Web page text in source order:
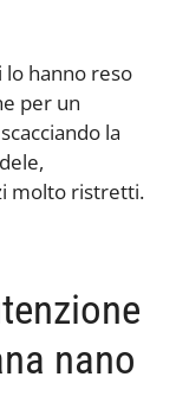
hanno reso
per un
la
molto ristretti.
nano